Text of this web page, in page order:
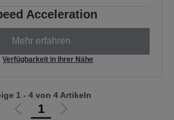
Acceleration
Mehr erfahren
Verfügbarkeit in Ihrer Nähe
Zur
1
Zur
1 - 4 von 4 Artikeln